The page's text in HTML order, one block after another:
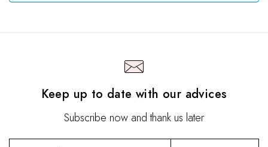
Keep up to date with our advices
Subscribe now and thank us later